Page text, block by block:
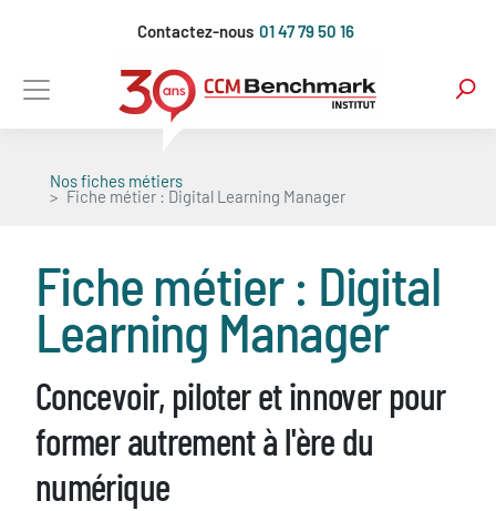
principal
Contactez-nous 01 47 79 50 16
Nos fiches métiers
Fiche métier : Digital Learning Manager
Fiche métier : Digital
Learning Manager
Concevoir, piloter et innover pour
former autrement à l'ère du
numérique